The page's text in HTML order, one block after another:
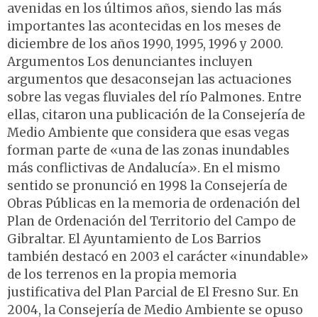
avenidas en los últimos años, siendo las más
importantes las acontecidas en los meses de
diciembre de los años 1990, 1995, 1996 y 2000.
Argumentos Los denunciantes incluyen
argumentos que desaconsejan las actuaciones
sobre las vegas fluviales del río Palmones. Entre
ellas, citaron una publicación de la Consejería de
Medio Ambiente que considera que esas vegas
forman parte de «una de las zonas inundables
más conflictivas de Andalucía». En el mismo
sentido se pronunció en 1998 la Consejería de
Obras Públicas en la memoria de ordenación del
Plan de Ordenación del Territorio del Campo de
Gibraltar. El Ayuntamiento de Los Barrios
también destacó en 2003 el carácter «inundable»
de los terrenos en la propia memoria
justificativa del Plan Parcial de El Fresno Sur. En
2004, la Consejería de Medio Ambiente se opuso